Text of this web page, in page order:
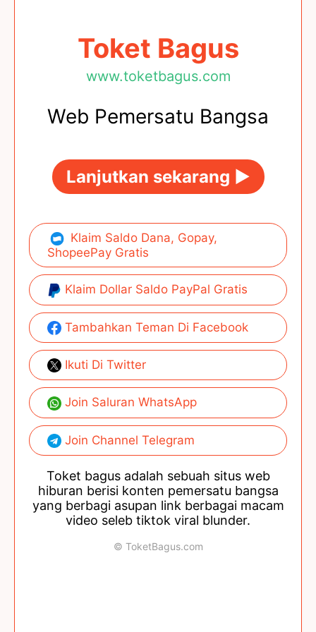
Toket Bagus
www.toketbagus.com
Web Pemersatu Bangsa
Lanjutkan sekarang ►
Klaim Saldo Dana, Gopay,
ShopeePay Gratis
Klaim Dollar Saldo PayPal Gratis
Tambahkan Teman Di Facebook
Ikuti Di Twitter
Join Saluran WhatsApp
Join Channel Telegram
Toket bagus adalah sebuah situs web
hiburan berisi konten pemersatu bangsa
yang berbagi asupan link berbagai macam
video seleb tiktok viral blunder.
© ToketBagus.com